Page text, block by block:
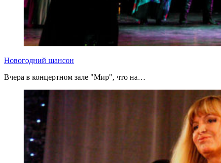
Новогодний шансон
Вчера в концертном зале "Мир", что на…